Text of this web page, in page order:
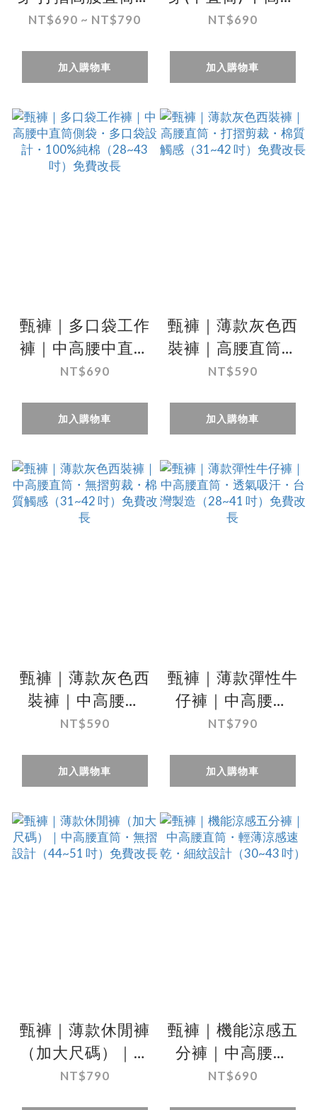
閒褲 28~50吋 免
NT$690 ~ NT$790
加入購物車
直筒休閒褲 28~43
NT$690
加入購物車
甄褲｜多口袋工作
褲｜中高腰中直筒
側袋・多口袋設
（28~43 吋）免費
改長
NT$690
加入購物車
甄褲｜薄款灰色西
裝褲｜高腰直筒・
打摺剪裁・棉質觸
費改長
NT$590
加入購物車
甄褲｜薄款灰色西
裝褲｜中高腰直
筒・無摺剪裁・棉
吋）免費改長
NT$590
加入購物車
甄褲｜薄款彈性牛
仔褲｜中高腰直
筒・透氣吸汗・台
吋）免費改長
NT$790
加入購物車
甄褲｜薄款休閒褲
（加大尺碼）｜中
高腰直筒・無摺設
NT$790
甄褲｜機能涼感五
分褲｜中高腰直
筒・輕薄涼感速
NT$690